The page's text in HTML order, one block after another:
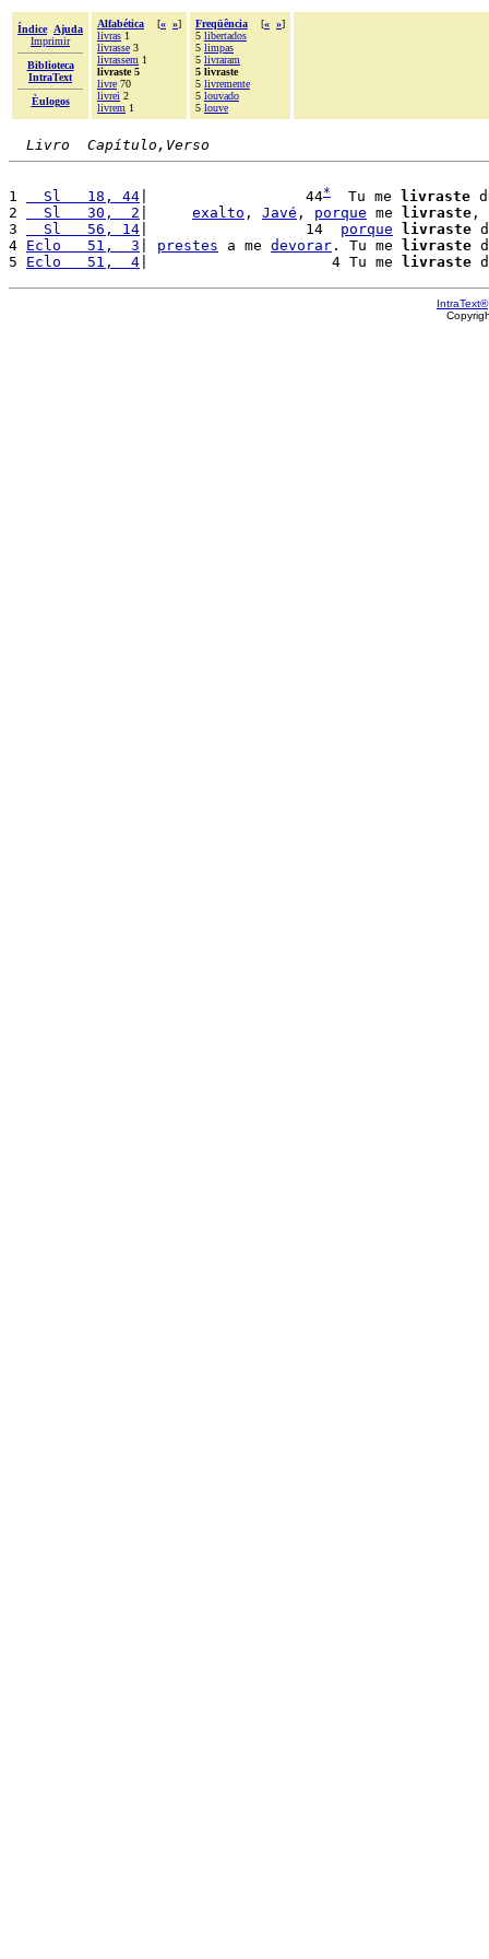
Índice
Ajuda
Imprimir
Biblioteca
IntraText
Èulogos
Alfabética [« »]
livras 1
livrasse 3
livrassem 1
livraste 5
livre 70
livrei 2
livrem 1
Freqüência [« »]
5 libertados
5 limpas
5 livraram
5 livraste
5 livremente
5 louvado
5 louve
Livro  Capítulo,Verso
1
  Sl   18, 44
|                  44*
  Tu me
livraste
2
  Sl   30,  2
exalto , Javé , porque me livraste ,
3
  Sl   56, 14
|                  14 porque livraste
4 Eclo   51,  3 prestes a me devorar . Tu me livraste
5 Eclo   51,  4 |                     4 Tu me livraste
IntraText®